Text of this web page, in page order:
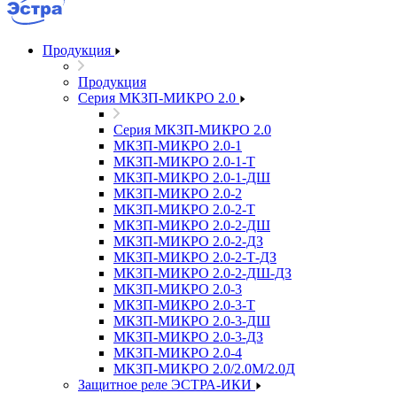
Продукция
Продукция
Серия МКЗП-МИКРО 2.0
Серия МКЗП-МИКРО 2.0
МКЗП-МИКРО 2.0-1
МКЗП-МИКРО 2.0-1-Т
МКЗП-МИКРО 2.0-1-ДШ
МКЗП-МИКРО 2.0-2
МКЗП-МИКРО 2.0-2-Т
МКЗП-МИКРО 2.0-2-ДШ
МКЗП-МИКРО 2.0-2-ДЗ
МКЗП-МИКРО 2.0-2-Т-ДЗ
МКЗП-МИКРО 2.0-2-ДШ-ДЗ
МКЗП-МИКРО 2.0-3
МКЗП-МИКРО 2.0-3-Т
МКЗП-МИКРО 2.0-3-ДШ
МКЗП-МИКРО 2.0-3-ДЗ
МКЗП-МИКРО 2.0-4
МКЗП-МИКРО 2.0/2.0М/2.0Д
Защитное реле ЭСТРА-ИКИ